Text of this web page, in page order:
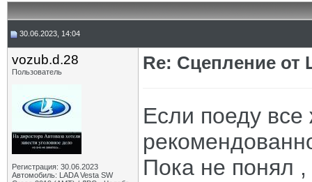
30.06.2023, 14:04
vozub.d.28
Пользователь
Регистрация: 30.06.2023
Автомобиль: LADA Vesta SW
Re: Сцепление
Если поеду
Пока не понял